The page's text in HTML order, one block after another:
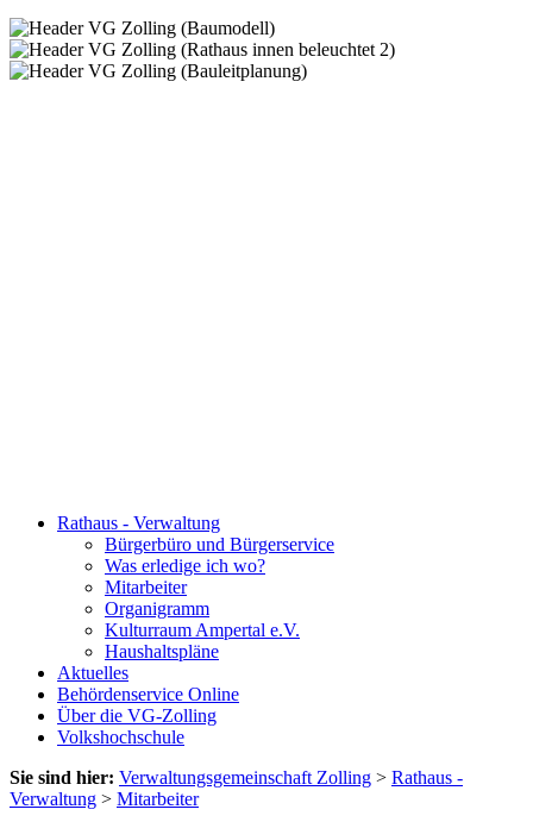
Rathaus - Verwaltung
Bürgerbüro und Bürgerservice
Was erledige ich wo?
Mitarbeiter
Organigramm
Kulturraum Ampertal e.V.
Haushaltspläne
Aktuelles
Behördenservice Online
Über die VG-Zolling
Volkshochschule
Sie sind hier: Verwaltungsgemeinschaft Zolling > Rathaus -
Verwaltung > Mitarbeiter